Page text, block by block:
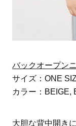
バックオープン
サイズ：ONE
カラー：BEIGE,
大胆な背中開き